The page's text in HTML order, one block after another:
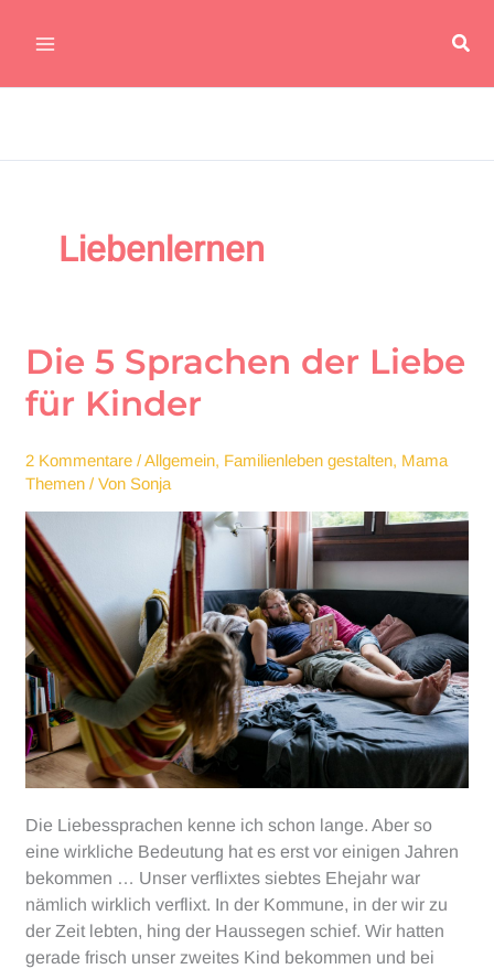
Inhalt
Liebenlernen
Die 5 Sprachen der Liebe
für Kinder
2 Kommentare /Allgemein, Familienleben gestalten, Mama
Themen / VonSonja
Die Liebessprachen kenne ich schon lange. Aber so
eine wirkliche Bedeutung hat es erst vor einigen Jahren
bekommen … Unser verflixtes siebtes Ehejahr war
nämlich wirklich verflixt. In der Kommune, in der wir zu
der Zeit lebten, hing der Haussegen schief. Wir hatten
gerade frisch unser zweites Kind bekommen und bei